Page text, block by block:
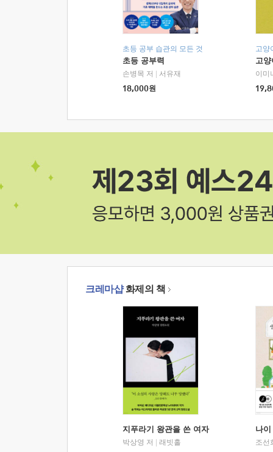
초등 공부 습관의 모든 것
초등 공부력
손병목 저
서유재
18,000원
고양
고
이미
크레마샵화제의 책
지푸라기 왕관을 쓴 여자
박상영 저
래빗홀
나
조선